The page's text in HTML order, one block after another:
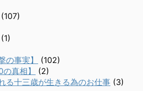
(107)
(1)
の事実】
(102)
真相】
(2)
る十三歳が生きる為のお仕事 (3)